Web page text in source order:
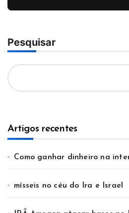
Pesquisar
Artigos recentes
Como ganhar dinheiro na
mísseis no céu do Ira e Israel